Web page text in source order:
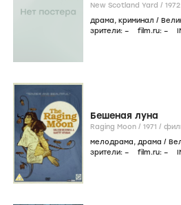
New Scotland Yard / 1972
драма, криминал /
зрители: – film.ru: –
Бешеная луна
Raging Moon / 1971 /
мелодрама, драма /
зрители: – film.ru: –